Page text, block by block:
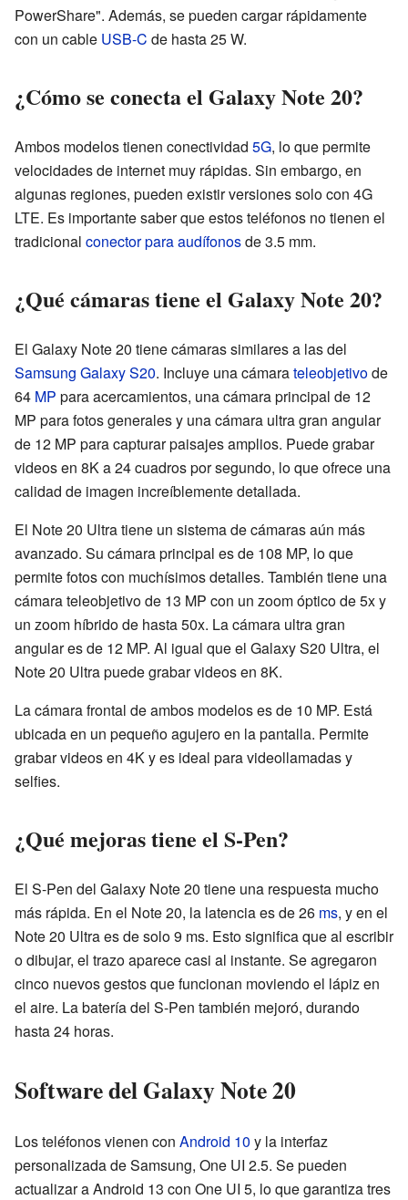
PowerShare". Además, se pueden cargar rápidamente
con un cable USB-C de hasta 25 W.
¿Cómo se conecta el Galaxy Note 20?
Ambos modelos tienen conectividad 5G, lo que permite
velocidades de internet muy rápidas. Sin embargo, en
algunas regiones, pueden existir versiones solo con 4G
LTE. Es importante saber que estos teléfonos no tienen el
tradicional conector para audífonosde 3.5 mm.
¿Qué cámaras tiene el Galaxy Note 20?
El Galaxy Note 20 tiene cámaras similares a las del
Samsung Galaxy S20. Incluye una cámarateleobjetivode
64 MP para acercamientos, una cámara principal de 12
MP para fotos generales y una cámara ultra gran angular
de 12 MP para capturar paisajes amplios. Puede grabar
videos en 8K a 24 cuadros por segundo, lo que ofrece una
calidad de imagen increíblemente detallada.
El Note 20 Ultra tiene un sistema de cámaras aún más
avanzado. Su cámara principal es de 108 MP, lo que
permite fotos con muchísimos detalles. También tiene una
cámara teleobjetivo de 13 MP con un zoom óptico de 5x y
un zoom híbrido de hasta 50x. La cámara ultra gran
angular es de 12 MP. Al igual que el Galaxy S20 Ultra, el
Note 20 Ultra puede grabar videos en 8K.
La cámara frontal de ambos modelos es de 10 MP. Está
ubicada en un pequeño agujero en la pantalla. Permite
grabar videos en 4K y es ideal para videollamadas y
selfies.
¿Qué mejoras tiene el S-Pen?
El S-Pen del Galaxy Note 20 tiene una respuesta mucho
más rápida. En el Note 20, la latencia es de 26 ms, y en el
Note 20 Ultra es de solo 9 ms. Esto significa que al escribir
o dibujar, el trazo aparece casi al instante. Se agregaron
cinco nuevos gestos que funcionan moviendo el lápiz en
el aire. La batería del S-Pen también mejoró, durando
hasta 24 horas.
Software del Galaxy Note 20
Los teléfonos vienen con Android 10 y la interfaz
personalizada de Samsung, One UI 2.5. Se pueden
actualizar a Android 13 con One UI 5, lo que garantiza tres